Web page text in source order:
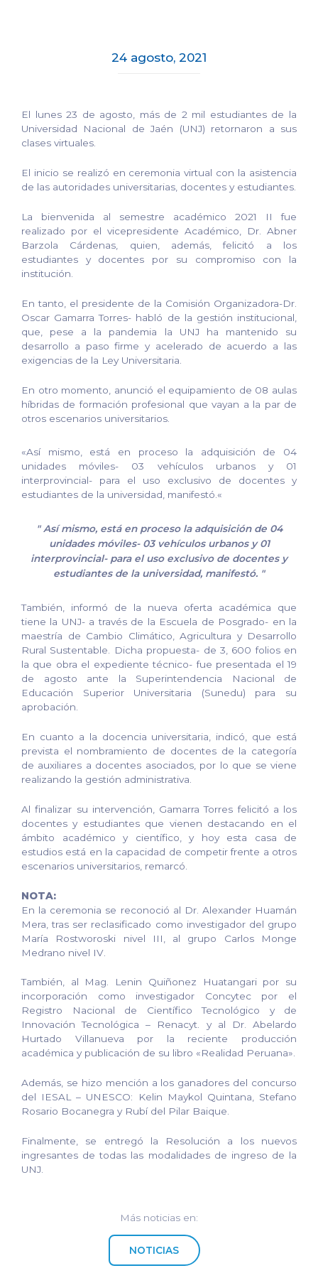
24 agosto, 2021
El lunes 23 de agosto, más de 2 mil estudiantes de la
Universidad Nacional de Jaén (UNJ) retornaron a sus
clases virtuales.
El inicio se realizó en ceremonia virtual con la asistencia
de las autoridades universitarias, docentes y estudiantes.
La bienvenida al semestre académico 2021 II fue
realizado por el vicepresidente Académico, Dr. Abner
Barzola Cárdenas, quien, además, felicitó a los
estudiantes y docentes por su compromiso con la
institución.
En tanto, el presidente de la Comisión Organizadora-Dr.
Oscar Gamarra Torres- habló de la gestión institucional,
que, pese a la pandemia la UNJ ha mantenido su
desarrollo a paso firme y acelerado de acuerdo a las
exigencias de la Ley Universitaria.
En otro momento, anunció el equipamiento de 08 aulas
híbridas de formación profesional que vayan a la par de
otros escenarios universitarios.
«Así mismo, está en proceso la adquisición de 04
unidades móviles- 03 vehículos urbanos y 01
interprovincial- para el uso exclusivo de docentes y
estudiantes de la universidad, manifestó.«
"Así mismo, está en proceso la adquisición de 04
unidades móviles- 03 vehículos urbanos y 01
interprovincial- para el uso exclusivo de docentes y
estudiantes de la universidad, manifestó. "
También, informó de la nueva oferta académica que
tiene la UNJ- a través de la Escuela de Posgrado- en la
maestría de Cambio Climático, Agricultura y Desarrollo
Rural Sustentable. Dicha propuesta- de 3, 600 folios en
la que obra el expediente técnico- fue presentada el 19
de agosto ante la Superintendencia Nacional de
Educación Superior Universitaria (Sunedu) para su
aprobación.
En cuanto a la docencia universitaria, indicó, que está
prevista el nombramiento de docentes de la categoría
de auxiliares a docentes asociados, por lo que se viene
realizando la gestión administrativa.
Al finalizar su intervención, Gamarra Torres felicitó a los
docentes y estudiantes que vienen destacando en el
ámbito académico y científico, y hoy esta casa de
estudios está en la capacidad de competir frente a otros
escenarios universitarios, remarcó.
NOTA:
En la ceremonia se reconoció al Dr. Alexander Huamán
Mera, tras ser reclasificado como investigador del grupo
María Rostworoski nivel III, al grupo Carlos Monge
Medrano nivel IV.
También, al Mag. Lenin Quiñonez Huatangari por su
incorporación como investigador Concytec por el
Registro Nacional de Científico Tecnológico y de
Innovación Tecnológica – Renacyt. y al Dr. Abelardo
Hurtado Villanueva por la reciente producción
académica y publicación de su libro «Realidad Peruana».
Además, se hizo mención a los ganadores del concurso
del IESAL – UNESCO: Kelin Maykol Quintana, Stefano
Rosario Bocanegra y Rubí del Pilar Baique.
Finalmente, se entregó la Resolución a los nuevos
ingresantes de todas las modalidades de ingreso de la
UNJ.
Más noticias en:
NOTICIAS